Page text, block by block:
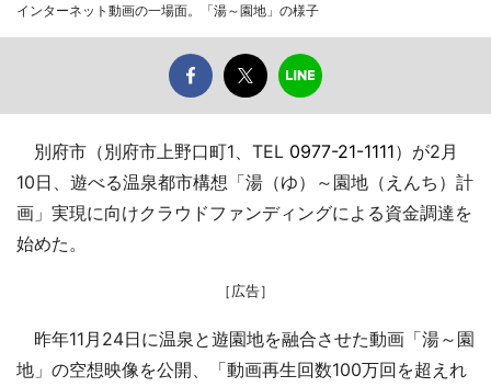
インターネット動画の一場面。「湯～園地」の様子
別府市（別府市上野口町1、TEL 0977-21-1111）が2月
10日、遊べる温泉都市構想「湯（ゆ）～園地（えんち）計
画」実現に向けクラウドファンディングによる資金調達を
始めた。
［広告］
昨年11月24日に温泉と遊園地を融合させた動画「湯～園
地」の空想映像を公開、「動画再生回数100万回を超えれ